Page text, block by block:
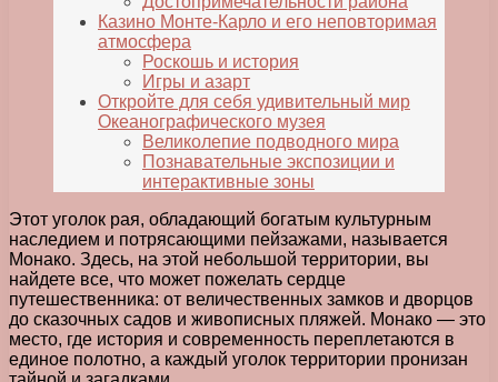
Казино Монте-Карло и его неповторимая
атмосфера
Роскошь и история
Игры и азарт
Откройте для себя удивительный мир
Океанографического музея
Великолепие подводного мира
Познавательные экспозиции и
интерактивные зоны
Этот уголок рая, обладающий богатым культурным
наследием и потрясающими пейзажами, называется
Монако. Здесь, на этой небольшой территории, вы
найдете все, что может пожелать сердце
путешественника: от величественных замков и дворцов
до сказочных садов и живописных пляжей. Монако — это
место, где история и современность переплетаются в
единое полотно, а каждый уголок территории пронизан